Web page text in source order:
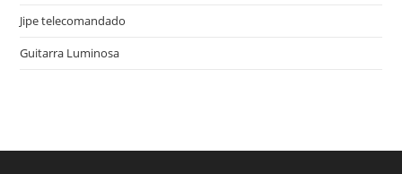
Jipe telecomandado
Guitarra Luminosa